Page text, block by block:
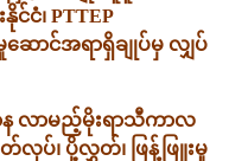
၊ PTTEP
ဆောင်အရာရှိချုပ်မှ လျှပ်
န လာမည့်မိုးရာသီကာလ
ပ်၊ ပို့လွှတ်၊ ဖြန့်ဖြူးမှု